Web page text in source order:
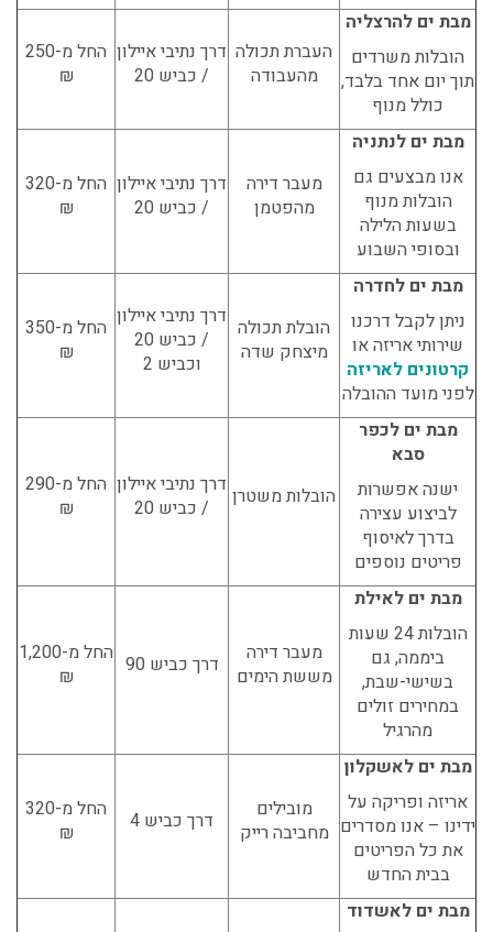
מבת ים להרצליה
הובלות משרדים
תוך יום אחד בלבד,
כולל מנוף
העברת תכולה
מהעבודה
דרך נתיבי איילון
/ כביש 20
החל מ-250
₪
מבת ים לנתניה
אנו מבצעים גם
הובלות מנוף
בשעות הלילה
ובסופי השבוע
מעבר דירה
מהפטמן
דרך נתיבי איילון
/ כביש 20
החל מ-320
₪
מבת ים לחדרה
ניתן לקבל דרכנו
שירותי אריזה או
קרטונים לאריזה
לפני מועד ההובלה
הובלת תכולה
מיצחק שדה
דרך נתיבי איילון
/ כביש 20
וכביש 2
החל מ-350
₪
מבת ים לכפר
סבא
ישנה אפשרות
לביצוע עצירה
בדרך לאיסוף
פריטים נוספים
הובלות משטרן דרך נתיבי איילון
/ כביש 20
החל מ-290
₪
מבת ים לאילת
הובלות 24 שעות
ביממה, גם
בשישי-שבת,
במחירים זולים
מהרגיל
מעבר דירה
מששת הימים
דרך כביש 90
החל מ-1,200
₪
מבת ים לאשקלון
אריזה ופריקה על
ידינו – אנו מסדרים
את כל הפריטים
בבית החדש
מובילים
מחביבה רייק
דרך כביש 4
החל מ-320
₪
מבת ים לאשדוד